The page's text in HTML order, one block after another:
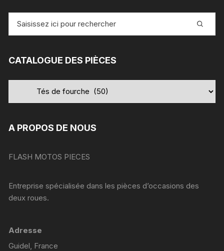
pour
CATALOGUE DES PIÈCES
A PROPOS DE NOUS
FLASH MOTOS PIECES
Entreprise spécialisée dans les pièces d’occasions des
deux roues.
Adresse
Guidel, France